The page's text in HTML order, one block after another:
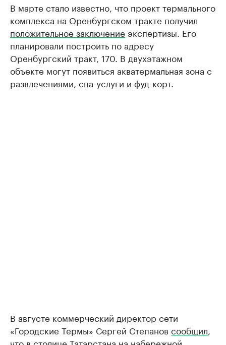
В марте стало известно, что проект термального
комплекса на Оренбургском тракте получил
положительное заключение экспертизы. Его
планировали построить по адресу
Оренбургский тракт, 170. В двухэтажном
объекте могут появиться акватермальная зона с
развлечениями, спа-услуги и фуд-корт.
В августе коммерческий директор сети
«Городские Термы» Сергей Степанов сообщил